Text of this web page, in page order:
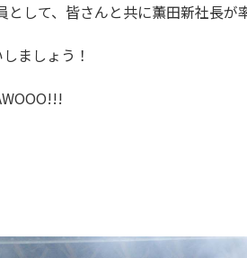
して、皆さんと共に薫田新社長が
ましょう！